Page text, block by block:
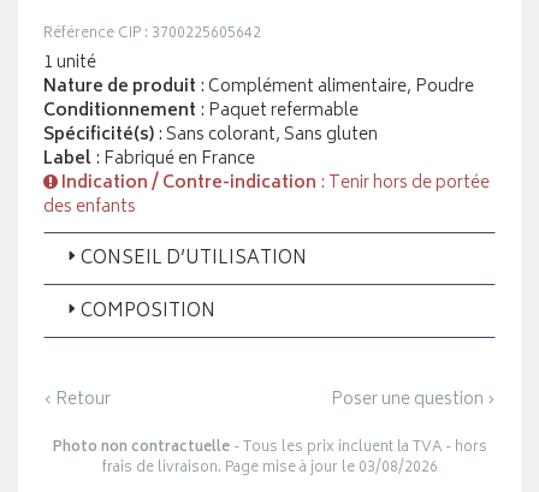
Référence CIP : 3700225605642
1 unité
Nature de produit : Complément alimentaire, Poudre
Conditionnement : Paquet refermable
Spécificité(s): Sans colorant, Sans gluten
Label: Fabriqué en France
Indication / Contre-indication : Tenir hors de portée
des enfants
CONSEIL D’UTILISATION
COMPOSITION
‹ Retour Poser une question ›
Photo non contractuelle- Tous les prix incluent la TVA - hors
frais de livraison. Page mise à jour le 03/08/2026